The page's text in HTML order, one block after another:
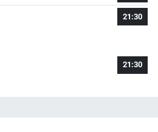
21:30
21:30